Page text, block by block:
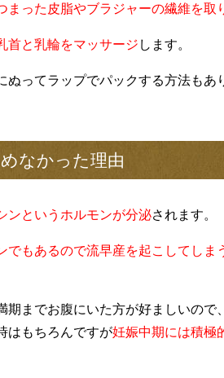
まった皮脂やブラジャーの繊維を取
首と乳輪をマッサージ します。
ってラップでパックする方法もあ
なかった理由
ンというホルモンが分泌されます。
もあるので流早産を起こしてしま
期までお腹にいた方が好ましいので
はもちろんですが妊娠中期には積極